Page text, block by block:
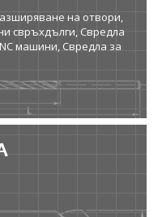
на отвори,
свръхдълги, Свредла
машини, Свредла за